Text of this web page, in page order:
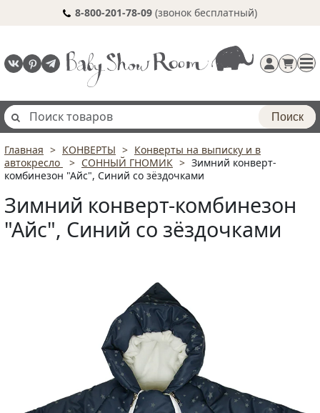
8-800-201-78-09 (звонок бесплатный)
Регистрация
Поиск
Главная КОНВЕРТЫ
Конверты на выписку и в
автокресло
СОННЫЙ ГНОМИК
Зимний конверт-
комбинезон "Айс", Синий со зёздочками
Зимний конверт-комбинезон
"Айс", Синий со зёздочками